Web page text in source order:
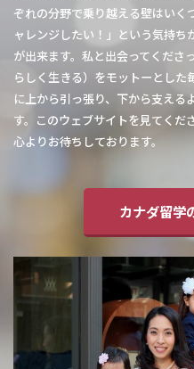
ぞれの分野で乗り越える壁はいく
ャレンジしたい！」という気持ち
が出来ます。私と出会ってくださ
らしく生きる）をモットーとした
に上から引っ張り、下から支える
す。このウェブサイトを見てくだ
心よりお待ちしております。
カナダ留学